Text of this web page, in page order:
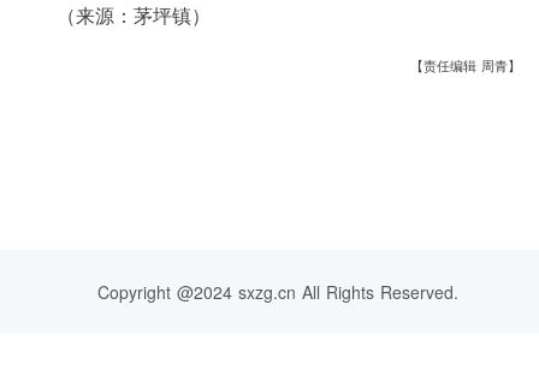
（来源：茅坪镇）
【责任编辑 周青】
Copyright @2024 sxzg.cn All Rights Reserved.